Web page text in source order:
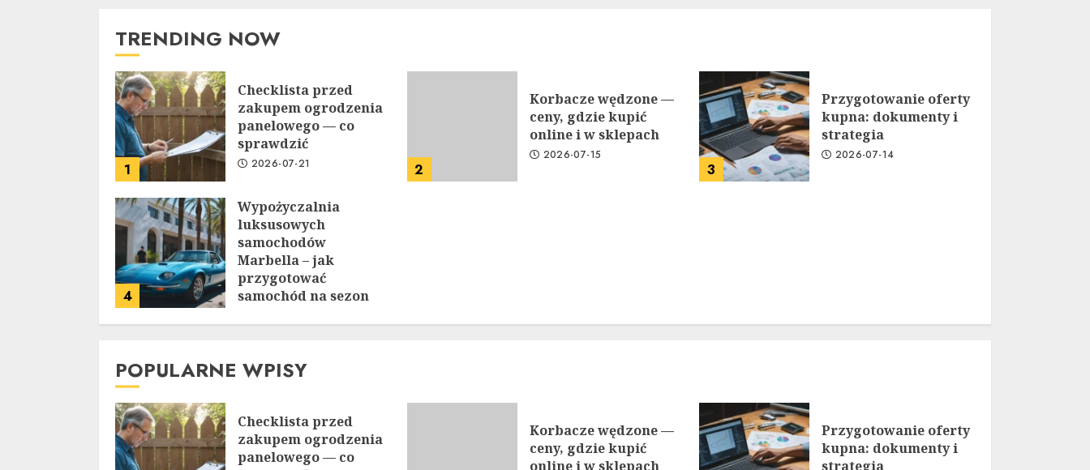
TRENDING NOW
1
Checklista przed
zakupem ogrodzenia
panelowego — co
sprawdzić
2026-07-21 2
Korbacze wędzone —
ceny, gdzie kupić
online i w sklepach
2026-07-15
3
Przygotowanie oferty
kupna: dokumenty i
strategia
2026-07-14
4
Wypożyczalnia
luksusowych
samochodów
Marbella – jak
przygotować
samochód na sezon
POPULARNE WPISY
Checklista przed
zakupem ogrodzenia
panelowego — co
Korbacze wędzone —
ceny, gdzie kupić
online i w sklepach
Przygotowanie oferty
kupna: dokumenty i
strategia